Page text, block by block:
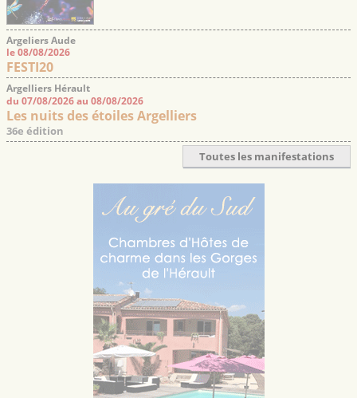
Argeliers Aude
le 08/08/2026
FESTI20
Argelliers Hérault
du 07/08/2026 au 08/08/2026
Les nuits des étoiles Argelliers
36e édition
Toutes les manifestations